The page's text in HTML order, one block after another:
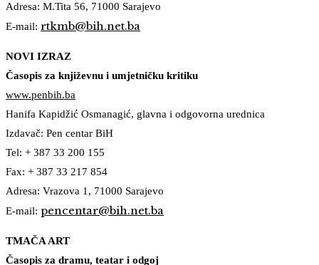
Adresa: M.Tita 56, 71000 Sarajevo
E-mail: rtkmb@bih.net.ba
NOVI IZRAZ
Časopis za književnu i umjetničku kritiku
www.penbih.ba
Hanifa Kapidžić Osmanagić, glavna i odgovorna urednica
Izdavač: Pen centar BiH
Tel: + 387 33 200 155
Fax: + 387 33 217 854
Adresa: Vrazova 1, 71000 Sarajevo
E-mail: pencentar@bih.net.ba
TMAČA ART
Časopis za dramu, teatar i odgoj